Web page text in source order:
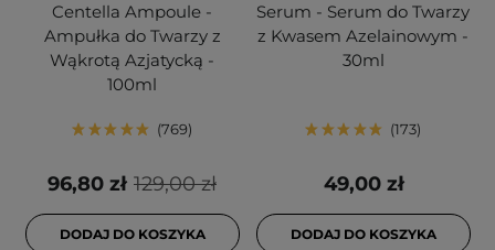
Centella Ampoule -
Ampułka do Twarzy z
Wąkrotą Azjatycką -
100ml
769
129,00 zł
96,80 zł
DODAJ DO KOSZYKA
Serum - Serum do Twarzy
z Kwasem Azelainowym -
30ml
173
49,00 zł
DODAJ DO KOSZYKA